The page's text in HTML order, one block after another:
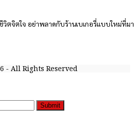
ตจิตใจ อย่าพลาดกับร้านเบเกอรี่แบบใหม่ที่
- All Rights Reserved
Submit